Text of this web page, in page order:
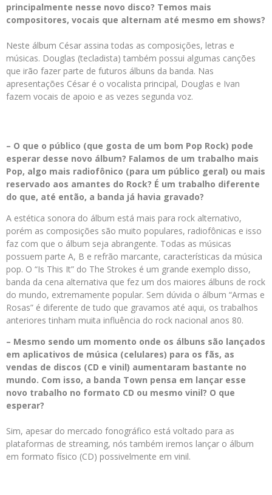
principalmente nesse novo disco? Temos mais
compositores, vocais que alternam até mesmo em shows?
Neste álbum César assina todas as composições, letras e
músicas. Douglas (tecladista) também possui algumas canções
que irão fazer parte de futuros álbuns da banda. Nas
apresentações César é o vocalista principal, Douglas e Ivan
fazem vocais de apoio e as vezes segunda voz.
– O que o público (que gosta de um bom Pop Rock) pode
esperar desse novo álbum? Falamos de um trabalho mais
Pop, algo mais radiofônico (para um público geral) ou mais
reservado aos amantes do Rock? É um trabalho diferente
do que, até então, a banda já havia gravado?
A estética sonora do álbum está mais para rock alternativo,
porém as composições são muito populares, radiofônicas e isso
faz com que o álbum seja abrangente. Todas as músicas
possuem parte A, B e refrão marcante, características da música
pop. O “Is This It” do The Strokes é um grande exemplo disso,
banda da cena alternativa que fez um dos maiores álbuns de rock
do mundo, extremamente popular. Sem dúvida o álbum “Armas e
Rosas” é diferente de tudo que gravamos até aqui, os trabalhos
anteriores tinham muita influência do rock nacional anos 80.
– Mesmo sendo um momento onde os álbuns são lançados
em aplicativos de música (celulares) para os fãs, as
vendas de discos (CD e vinil) aumentaram bastante no
mundo. Com isso, a banda Town pensa em lançar esse
novo trabalho no formato CD ou mesmo vinil? O que
esperar?
Sim, apesar do mercado fonográfico está voltado para as
plataformas de streaming, nós também iremos lançar o álbum
em formato físico (CD) possivelmente em vinil.